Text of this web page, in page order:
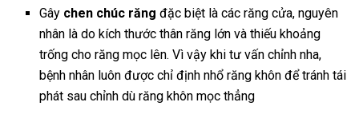
Gây chen chúc răng đặc biệt là các răng cửa, nguyên
nhân là do kích thước thân răng lớn và thiếu khoảng
trống cho răng mọc lên. Vì vậy khi tư vấn chỉnh nha,
bệnh nhân luôn được chỉ định nhổ răng khôn để tránh tái
phát sau chỉnh dù răng khôn mọc thẳng